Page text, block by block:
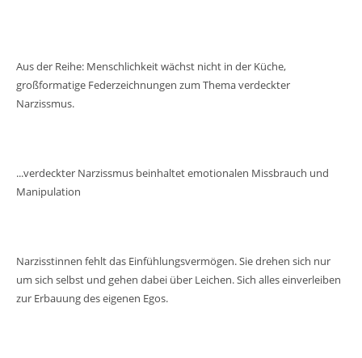
Aus der Reihe: Menschlichkeit wächst nicht in der Küche,
großformatige Federzeichnungen zum Thema verdeckter
Narzissmus.
...verdeckter Narzissmus beinhaltet emotionalen Missbrauch und
Manipulation
Narzisstinnen fehlt das Einfühlungsvermögen. Sie drehen sich nur
um sich selbst und gehen dabei über Leichen. Sich alles einverleiben
zur Erbauung des eigenen Egos.